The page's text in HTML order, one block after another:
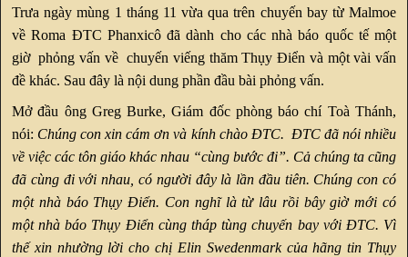
Trưa ngày mùng 1 tháng 11 vừa qua trên chuyến bay từ Malmoe
về Roma ĐTC Phanxicô đã dành cho các nhà báo quốc tế một
giờ phỏng vấn về chuyến viếng thăm Thụy Điển và một vài vấn
đề khác. Sau đây là nội dung phần đầu bài phỏng vấn.
Mở đầu ông Greg Burke, Giám đốc phòng báo chí Toà Thánh,
nói: Chúng con xin cám ơn và kính chào ĐTC. ĐTC đã nói nhiều
về việc các tôn giáo khác nhau “cùng bước đi”. Cả chúng ta cũng
đã cùng đi với nhau, có người đây là lần đầu tiên. Chúng con có
một nhà báo Thụy Điển. Con nghĩ là từ lâu rồi bây giờ mới có
một nhà báo Thụy Điển cùng tháp tùng chuyến bay với ĐTC. Vì
thế xin nhường lời cho chị Elin Swedenmark của hãng tin Thụy